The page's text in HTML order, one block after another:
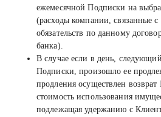
ежемесячной Подписки на
(расходы компании, связанные
обязательств по данному
банка).
В случае если в день,
Подписки, произошло ее
продления осуществлен
стоимость использования
подлежащая удержанию с